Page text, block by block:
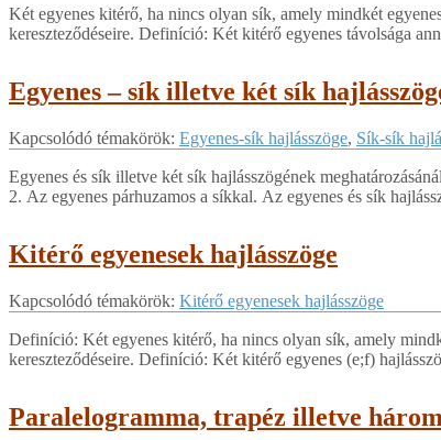
05
Két egyenes kitérő, ha nincs olyan sík, amely mindkét
kereszteződéseire. Definíció: Két kitérő egyenes távolsága
Egyenes – sík illetve két sík
2018-
05
Kapcsolódó témakörök: Egyenes-sík hajlásszöge, Sík-sík
Egyenes és sík illetve két sík hajlásszögének
2. Az egyenes párhuzamos a síkkal. Az egyenes és sík
Kitérő egyenesek hajlásszöge
2018-
05
Kapcsolódó témakörök: Kitérő egyenesek hajlásszöge
Definíció: Két egyenes kitérő, ha nincs olyan sík, amely
kereszteződéseire. Definíció: Két kitérő egyenes (e;f)
Paralelogramma, trapéz illetve